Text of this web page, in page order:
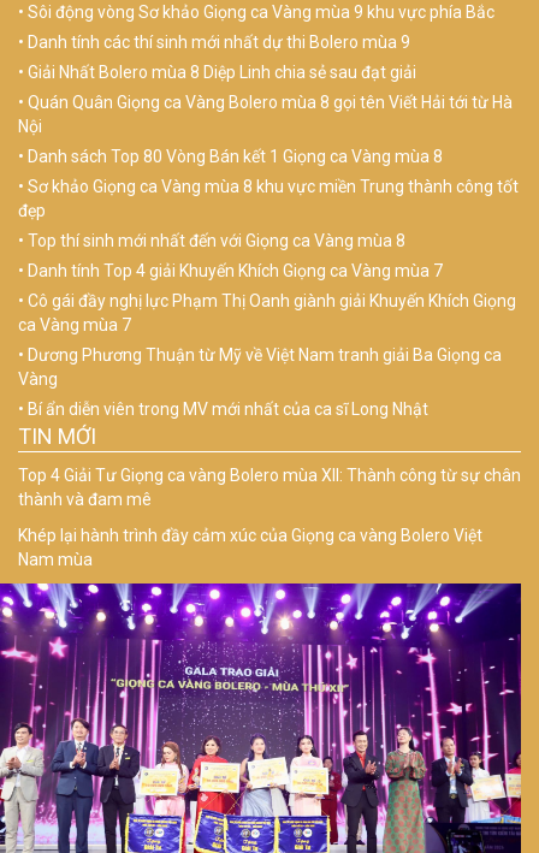
Sôi động vòng Sơ khảo Giọng ca Vàng mùa 9 khu vực phía Bắc
Danh tính các thí sinh mới nhất dự thi Bolero mùa 9
Giải Nhất Bolero mùa 8 Diệp Linh chia sẻ sau đạt giải
Quán Quân Giọng ca Vàng Bolero mùa 8 gọi tên Viết Hải tới từ Hà
Nội
Danh sách Top 80 Vòng Bán kết 1 Giọng ca Vàng mùa 8
Sơ khảo Giọng ca Vàng mùa 8 khu vực miền Trung thành công tốt
đẹp
Top thí sinh mới nhất đến với Giọng ca Vàng mùa 8
Danh tính Top 4 giải Khuyến Khích Giọng ca Vàng mùa 7
Cô gái đầy nghị lực Phạm Thị Oanh giành giải Khuyến Khích Giọng
ca Vàng mùa 7
Dương Phương Thuận từ Mỹ về Việt Nam tranh giải Ba Giọng ca
Vàng
Bí ẩn diễn viên trong MV mới nhất của ca sĩ Long Nhật
TIN MỚI
Top 4 Giải Tư Giọng ca vàng Bolero mùa XII: Thành công từ sự chân
thành và đam mê
Khép lại hành trình đầy cảm xúc của Giọng ca vàng Bolero Việt
Nam mùa